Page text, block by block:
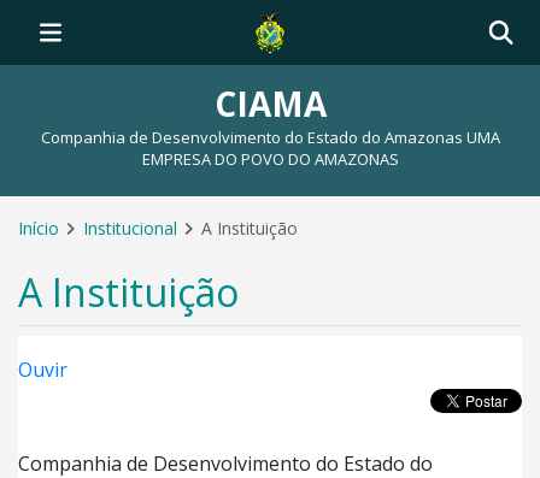
CIAMA
Companhia de Desenvolvimento do Estado do Amazonas UMA
EMPRESA DO POVO DO AMAZONAS
Início Institucional A Instituição
A Instituição
Ouvir
Companhia de Desenvolvimento do Estado do